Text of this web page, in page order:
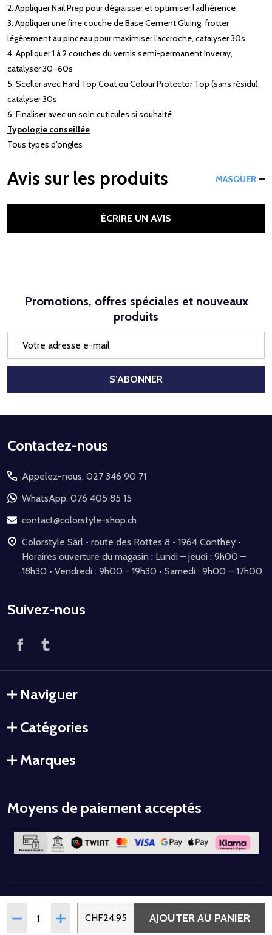
Quantité:
RÉDUIRE LA QUANTITÉ DE VERNIS SEMI-PERMANENT
AUGMENTER LA QUANTITÉ DE VERNIS SEMI-
CHF24.95 AJOUTER AU PANIER
2. Appliquer Nail Prep pour dégraisser et optimiser l’adhérence
3. Appliquer une fine couche de Base Cement Gluing, frotter
légèrement au pinceau pour maximiser l’accroche, catalyser 30s
4. Appliquer 1 à 2 couches du vernis semi-permanent Inveray,
catalyser 30–60s
5. Sceller avec Hard Top Coat ou Colour Protector Top (sans résidu),
catalyser 30s
6. Finaliser avec un soin cuticules si souhaité
Typologie conseillée
Tous types d’ongles
Avis sur les produits MASQUER
ÉCRIRE UN AVIS
Promotions, offres spéciales et nouveaux
produits
mail
S’ABONNER
Début
pied
de
page
Contactez-nous
Appelez-nous: 027 346 90 71
WhatsApp: 076 405 85 15
contact@colorstyle-shop.ch
Colorstyle Sàrl • route des Rottes 8 • 1964 Conthey •
Horaires ouverture du magasin : Lundi – jeudi : 9h00 –
18h30 • Vendredi : 9h00 - 19h30 • Samedi : 9h00 – 17h00
Suivez-nous
Naviguer
Catégories
Marques
Moyens de paiement acceptés
Colorstyle.